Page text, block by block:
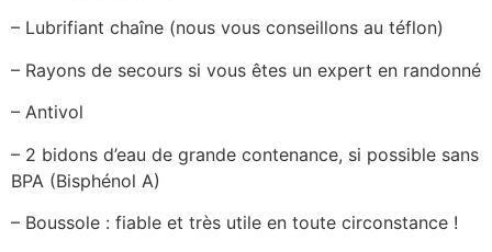
– Lubrifiant chaîne (nous vous conseillons au téflon)
– Rayons de secours si vous êtes un expert en randonné
– Antivol
– 2 bidons d’eau de grande contenance, si possible sans
BPA (Bisphénol A)
– Boussole : fiable et très utile en toute circonstance !